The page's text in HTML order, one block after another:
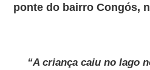
ponte do bairro Congós,
“A criança caiu no lago